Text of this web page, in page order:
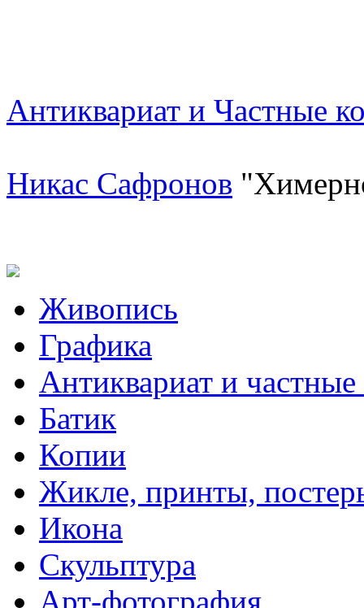
Антиквариат и Частные
Никас Сафронов
Живопись
Графика
Антиквариат и
Батик
Копии
Жикле, принты,
Икона
Скульптура
Арт-фотография